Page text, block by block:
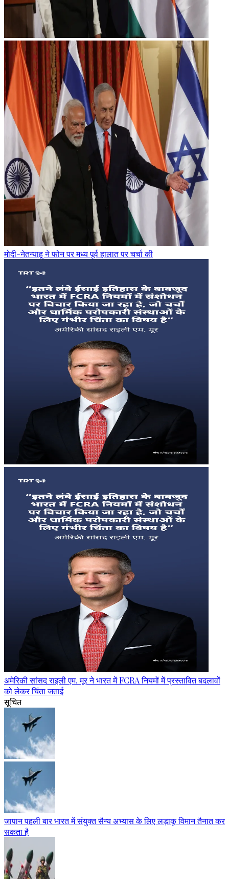
मोदी-नेतन्याहू ने फोन पर मध्य पूर्व हालात पर चर्चा की
अमेरिकी सांसद राइली एम. मूर ने भारत में FCRA नियमों में प्रस्तावित बदलावों
को लेकर चिंता जताई
सूचित
जापान पहली बार भारत में संयुक्त सैन्य अभ्यास के लिए लड़ाकू विमान तैनात कर
सकता है